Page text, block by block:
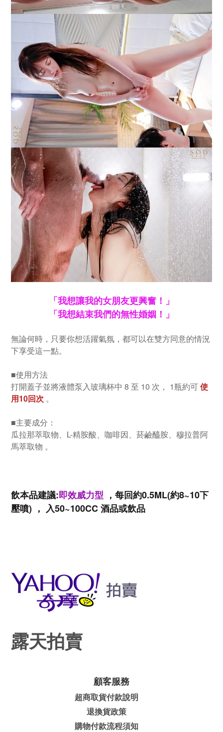
「我想讓我的女朋友更興奮！」
「我想結束我們的無性婚姻！」
無論何時，只要你想活躍氣氛，都可以在雙方同意的情況
下享受這一點。
■使用方法
打開蓋子並將液體泵入玻璃杯中 8 至 10 次， 1瓶約可使
用10回次 。
■主要成分：
瓜拉那萃取物、L-精胺酸、咖啡因、菸鹼醯胺、穆拉普阿
馬萃取物 。
飲本品建議:即效威力型 ，每回約0.5ML(約8~10下
壓噴) ， 入50~100CC 酒品或飲品
露天拍賣
顧客服務
超商取貨付款說明
退換貨政策
購物付款流程須知